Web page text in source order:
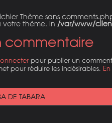
Thème sans
thème. in /var/www/
commentaire
pour publier un
pour réduire les indésirables.
DE TABARA